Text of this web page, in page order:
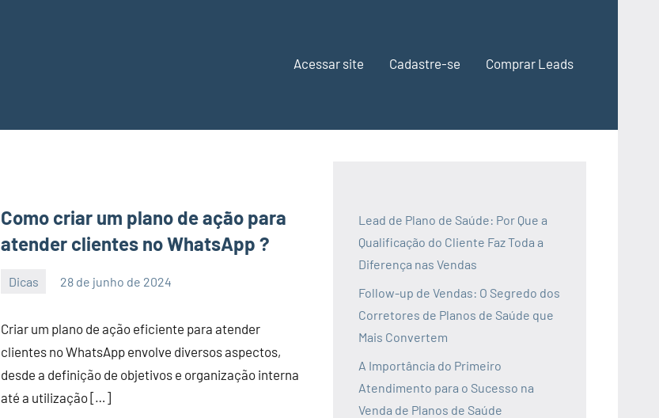
Acessar site Cadastre-se Comprar Leads
Como criar um plano de ação para
atender clientes no WhatsApp ?
Dicas 28 de junho de 2024
Criar um plano de ação eficiente para atender
clientes no WhatsApp envolve diversos aspectos,
desde a definição de objetivos e organização interna
até a utilização […]
Lead de Plano de Saúde: Por Que a
Qualificação do Cliente Faz Toda a
Diferença nas Vendas
Follow-up de Vendas: O Segredo dos
Corretores de Planos de Saúde que
Mais Convertem
A Importância do Primeiro
Atendimento para o Sucesso na
Venda de Planos de Saúde